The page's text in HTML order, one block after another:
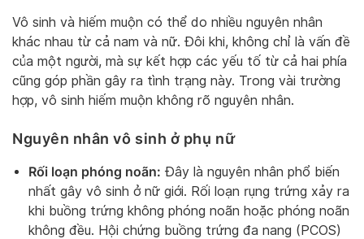
Vô sinh và hiếm muộn có thể do nhiều nguyên nhân
khác nhau từ cả nam và nữ. Đôi khi, không chỉ là vấn đề
của một người, mà sự kết hợp các yếu tố từ cả hai phía
cũng góp phần gây ra tình trạng này. Trong vài trường
hợp, vô sinh hiếm muộn không rõ nguyên nhân.
Nguyên nhân vô sinh ở phụ nữ
Rối loạn phóng noãn: Đây là nguyên nhân phổ biến
nhất gây vô sinh ở nữ giới. Rối loạn rụng trứng xảy ra
khi buồng trứng không phóng noãn hoặc phóng noãn
không đều. Hội chứng buồng trứng đa nang (PCOS)